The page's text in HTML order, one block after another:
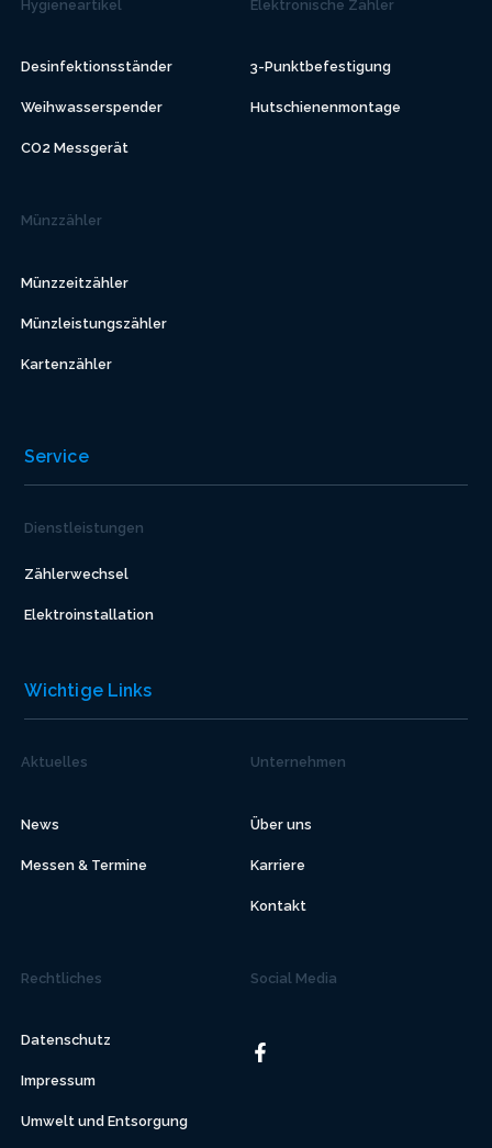
Hygieneartikel
Desinfektionsständer
Weihwasserspender
CO2 Messgerät
Elektronische Zähler
3-Punktbefestigung
Hutschienenmontage
Münzzähler
Münzzeitzähler
Münzleistungszähler
Kartenzähler
Service
Dienstleistungen
Zählerwechsel
Elektroinstallation
Wichtige Links
Aktuelles
News
Messen & Termine
Unternehmen
Über uns
Karriere
Kontakt
Rechtliches
Datenschutz
Impressum
Umwelt und Entsorgung
Social Media